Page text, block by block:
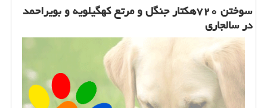
سوختن ۷۲۰هكتار جنگل و مرتع كهگیلویه و بویراحمد
در سالجاری